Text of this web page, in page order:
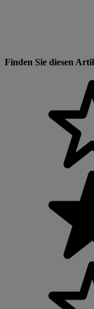
Finden Sie diesen